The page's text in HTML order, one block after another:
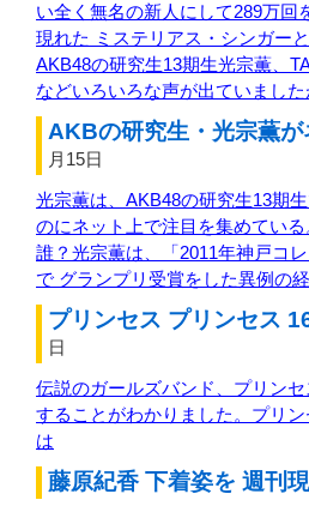
い全く無名の新人にして289万回
現れた ミステリアス・シンガー
AKB48の研究生13期生光宗薫、
などいろいろな声が出ていまし
AKBの研究生・光宗薫
月15日
光宗薫は、AKB48の研究生13期
のにネット上で注目を集めてい
誰？光宗薫は、「2011年神戸コ
で グランプリ受賞をした異例の
プリンセス プリンセス
日
伝説のガールズバンド、プリン
することがわかりました。プリ
は
藤原紀香 下着姿を 週刊